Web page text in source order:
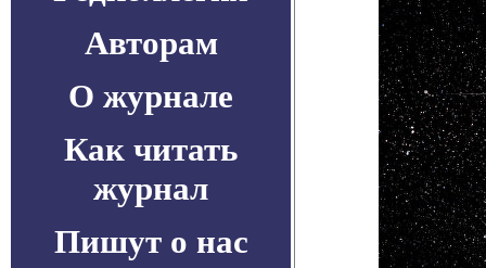
Авторам
О журнале
Как читать
журнал
Пишут о нас